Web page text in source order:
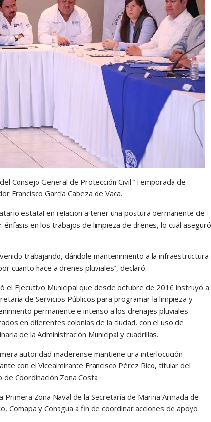
Consejo General de Protección Civil “Temporada de
Francisco García Cabeza de Vaca.
estatal en relación a tener una postura permanente de
en los trabajos de limpieza de drenes, lo cual aseguró
trabajando, dándole mantenimiento a la infraestructura
cuanto hace a drenes pluviales”, declaró.
el Ejecutivo Municipal que desde octubre de 2016 instruyó a
de Servicios Públicos para programar la limpieza y
permanente e intenso a los drenajes pluviales
en diferentes colonias de la ciudad, con el uso de
de la Administración Municipal y cuadrillas.
autoridad maderense mantiene una interlocución
con el Vicealmirante Francisco Pérez Rico, titular del
de Coordinación Zona Costa
Primera Zona Naval de la Secretaría de Marina Armada de
Comapa y Conagua a fin de coordinar acciones de apoyo